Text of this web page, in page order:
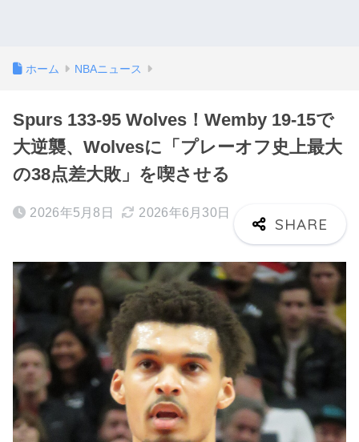
ホーム NBAニュース
Spurs 133-95 Wolves！Wemby 19-15で
大逆襲、Wolvesに「プレーオフ史上最大
の38点差大敗」を喫させる
2026年5月8日 2026年6月30日